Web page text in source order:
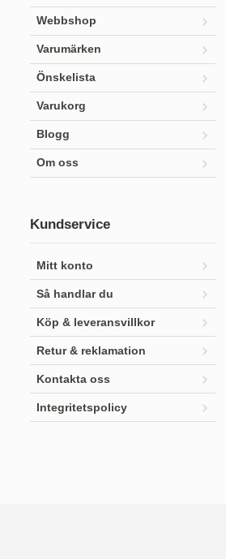
Webbshop
Varumärken
Önskelista
Varukorg
Blogg
Om oss
Kundservice
Mitt konto
Så handlar du
Köp & leveransvillkor
Retur & reklamation
Kontakta oss
Integritetspolicy